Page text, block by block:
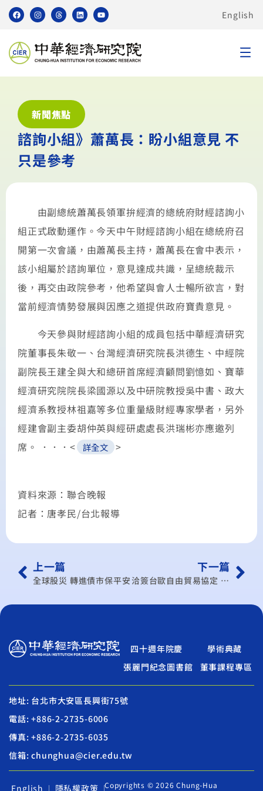
English
新聞焦點
諮詢小組》蕭萬長：盼小組意見 不
只是參考
由副總統蕭萬長領軍拚經濟的總統府財經諮詢小
組正式啟動運作。今天中午財經諮詢小組在總統府召
開第一次會議，由蕭萬長主持，蕭萬長在會中表示，
該小組屬於諮詢單位，意見達成共識，呈總統裁示
後，再交由政院參考，他希望與會人士暢所欲言，對
當前經濟情勢發展與因應之道提供政府寶貴意見。
今天參與財經諮詢小組的成員包括中華經濟研究
院董事長朱敬一、台灣經濟研究院長洪德生、中經院
副院長王建全與大和總研首席經濟顧問劉憶如、寶華
經濟研究院院長梁國源以及中研院教授吳中書、政大
經濟系教授林祖嘉等多位重量級財經專家學者，另外
經建會副主委胡仲英與經研處處長洪瑞彬亦應邀列
席。 ．．．<
詳全文 >
資料來源：聯合晚報
記者：唐孝民/台北報導
上一篇
全球股災 轉進債市保平安
下一篇
洽簽台歐自由貿易協定 尹啟銘：符合雙方利益
四十週年院慶
學術典藏
張麗門紀念圖書館
董事課程專區
地址: 台北市大安區長興街75號
電話: +886-2-2735-6006
傳真: +886-2-2735-6035
信箱: chunghua@cier.edu.tw
English 隱私權政策
Copyrights © 2026 Chung-Hua